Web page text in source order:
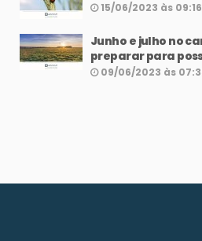
15/06/2023 às 09:16
Junho e julho no
preparar para
09/06/2023 às